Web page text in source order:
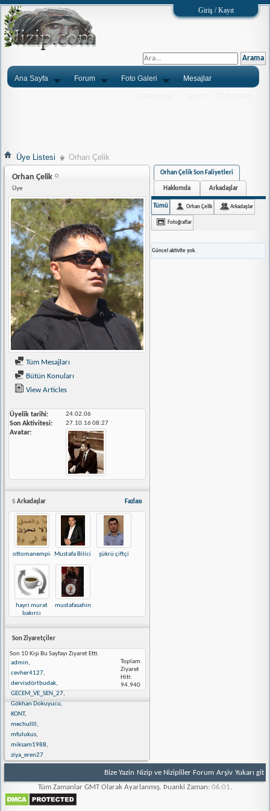
Giriş / Kayıt
Ana Sayfa Forum Foto Galeri Mesajlar
Üye Listesi Orhan Çelik
Orhan Çelik
Üye
Tüm Mesajları
Bütün Konuları
View Articles
Üyelik tarihi 24.02.06
Son Aktivitesi 27.10.1608:27
Avatar
Fazlası
5 Arkadaşlar
ottomanempireMustafa Bilici şükrü çiftçi
hayri murat
bakırcı
mustafasahin
Son Ziyaretçiler
Son 10 Kişi Bu Sayfayı Ziyaret Etti.
admin,
cevher4127,
dervisdörtbudak,
GECEM_VE_SEN_27,
Gökhan Dokuyucu,
KONT,
mechullll,
mfulukus,
miksam1988,
ziya_eren27
Toplam
Ziyaret
Hiti:
94.940
Orhan Çelik Son Faliyetleri
Hakkımda Arkadaşlar
Tümü Orhan Çelik Arkadaşlar
Fotoğraflar
Güncel aktivite yok.
Bize Yazin Nizip ve Nizipliler Forum Arşiv Yukarı git
Tüm Zamanlar GMT Olarak Ayarlanmış. Þuanki Zaman: 06:01.